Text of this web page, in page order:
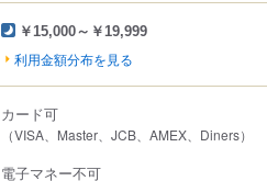
￥15,000～￥19,999
利用金額分布を見る
カード可
（VISA、Master、JCB、AMEX、Diners）
電子マネー不可